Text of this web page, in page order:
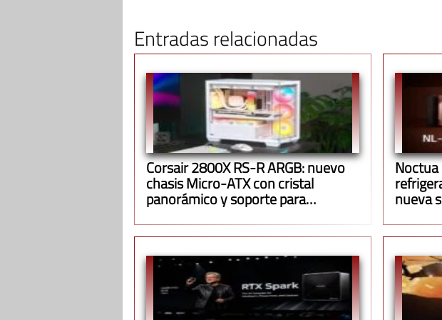
Entradas relacionadas
Corsair 2800X RS-R ARGB: nuevo
chasis Micro-ATX con cristal
panorámico y soporte para
Noctua
nueva